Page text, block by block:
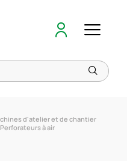
d'atelier et de chantier
Perforateurs à air